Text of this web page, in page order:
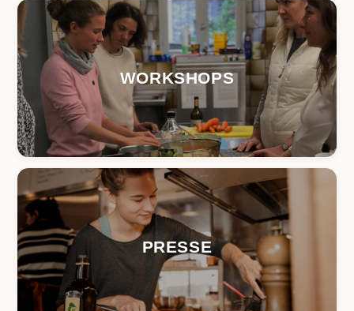
WORKSHOPS
PRESSE